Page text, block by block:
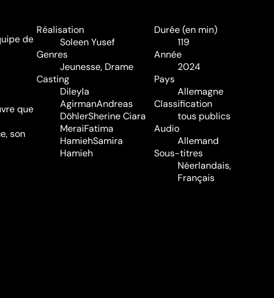
de
que
son
Réalisation
Soleen Yusef
Genres
Jeunesse, Drame
Casting
Dileyla
AgirmanAndreas
DöhlerSherine Ciara
MeraiFatima
HamiehSamira
Hamieh
Durée (en min)
119
Année
2024
Pays
Allemagne
Classification
tous publics
Audio
Allemand
Sous-titres
Néerlandais,
Français